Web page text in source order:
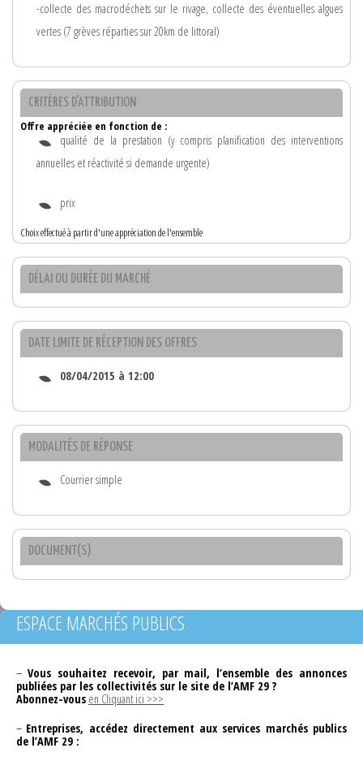
-collecte des macrodéchets sur le rivage, collecte des éventuelles algues
vertes (7 grèves réparties sur 20km de littoral)
CRITÈRES D'ATTRIBUTION
Offre appréciée en fonction de :
qualité de la prestation (y compris planification des interventions
annuelles et réactivité si demande urgente)
prix
Choix effectué à partir d'une appréciation de l'ensemble
DÉLAI OU DURÉE DU MARCHÉ
DATE LIMITE DE RÉCEPTION DES OFFRES
08/04/2015 à 12:00
MODALITÉS DE RÉPONSE
Courrier simple
DOCUMENT(S)
ESPACE MARCHÉS PUBLICS
– Vous souhaitez recevoir, par mail, l’ensemble des annonces
publiées par les collectivités sur le site de l’AMF 29 ?
Abonnez-vous en Cliquant ici >>>
– Entreprises, accédez directement aux services marchés publics
de l’AMF 29 :